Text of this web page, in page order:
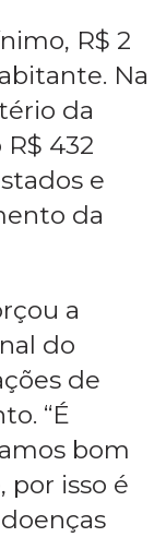
R$ 2
Na
da
432
e
da
a
do
de
“É
bom
por isso é